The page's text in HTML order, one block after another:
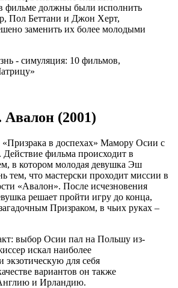
фильме должны были исполнить
Пол Беттани и Джон Херт,
заменить их более молодыми
Авалон (2001)
«Призрака в доспехах» Мамору Осии с
фильма происходит в
в котором молодая девушка Эш
тем, что мастерски проходит миссии в
«Авалон». После исчезновения
решает пройти игру до конца,
Призраком, в чьих руках –
выбор Осии пал на Польшу из-
искал наиболее
для себя
вариантов он также
и Ирландию.